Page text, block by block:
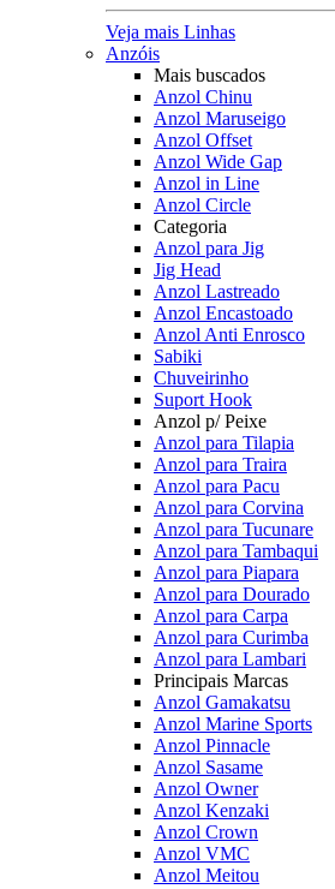
Veja mais Linhas
Anzóis
Mais buscados
Anzol Chinu
Anzol Maruseigo
Anzol Offset
Anzol Wide Gap
Anzol in Line
Anzol Circle
Categoria
Anzol para Jig
Jig Head
Anzol Lastreado
Anzol Encastoado
Anzol Anti Enrosco
Sabiki
Chuveirinho
Suport Hook
Anzol p/ Peixe
Anzol para Tilapia
Anzol para Traira
Anzol para Pacu
Anzol para Corvina
Anzol para Tucunare
Anzol para Tambaqui
Anzol para Piapara
Anzol para Dourado
Anzol para Carpa
Anzol para Curimba
Anzol para Lambari
Principais Marcas
Anzol Gamakatsu
Anzol Marine Sports
Anzol Pinnacle
Anzol Sasame
Anzol Owner
Anzol Kenzaki
Anzol Crown
Anzol VMC
Anzol Meitou